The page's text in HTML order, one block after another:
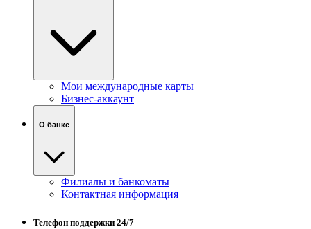
Мои международные карты
Бизнес-аккаунт
О банке
Филиалы и банкоматы
Контактная информация
Телефон поддержки 24/7